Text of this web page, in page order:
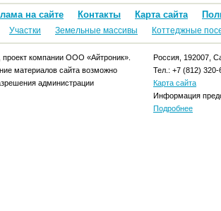
на сайте Контакты Карта сайта
Участки Земельные массивы Коттеджные
проект компании ООО «Айтроник».
материалов сайта возможно
администрации
Россия, 192007,
Тел.: +7 (812) 320-
Карта сайта
Информация
Подробнее